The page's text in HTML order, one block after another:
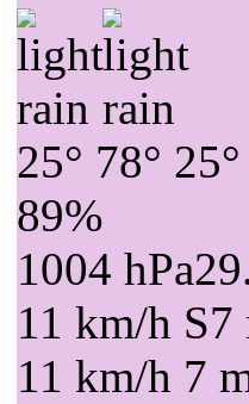
25° 78° 25°
89%
1004 hPa
11 km/h S7
11 km/h 7